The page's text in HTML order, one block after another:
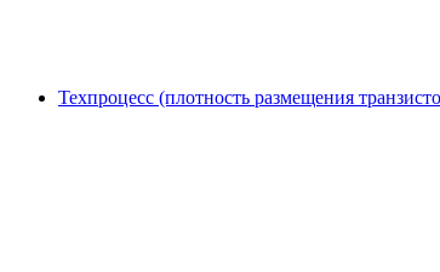
Техпроцесс (плотность размещения